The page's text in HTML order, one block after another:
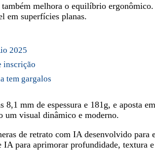
melhora o equilíbrio
em superfícies planas.
2025
inscrição
tem gargalos
mm de espessura e 181g, e aposta
um visual dinâmico e moderno.
de retrato com IA desenvolvido
para aprimorar profundidade, textura e